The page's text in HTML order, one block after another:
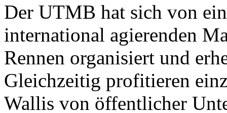
Der UTMB hat sich von
international agierenden
Rennen organisiert und
Gleichzeitig profitieren
Wallis von öffentlicher